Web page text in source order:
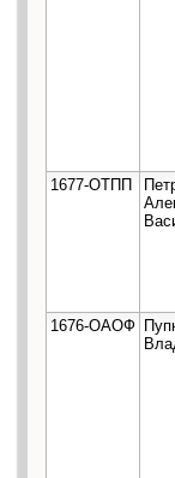
1677-ОТПП
1676-ОАОФ